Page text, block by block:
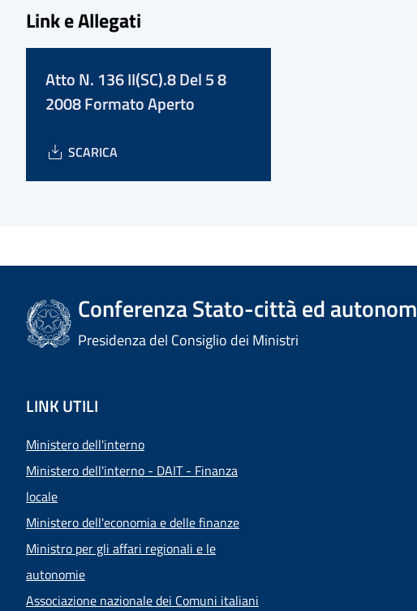
Link e Allegati
Atto N. 136 II(SC).8 Del 5 8
2008 Formato Aperto
SCARICA
Conferenza Stato-città ed
Presidenza del Consiglio dei Ministri
LINK UTILI
Ministero dell'interno
Ministero dell'interno - DAIT - Finanza
locale
Ministero dell'economia e delle finanze
Ministro per gli affari regionali e le
autonomie
Associazione nazionale dei Comuni italiani